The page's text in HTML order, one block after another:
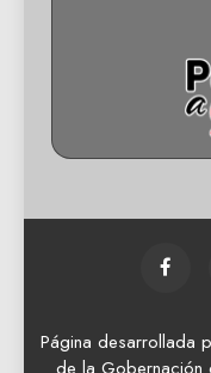
Página desarrollada